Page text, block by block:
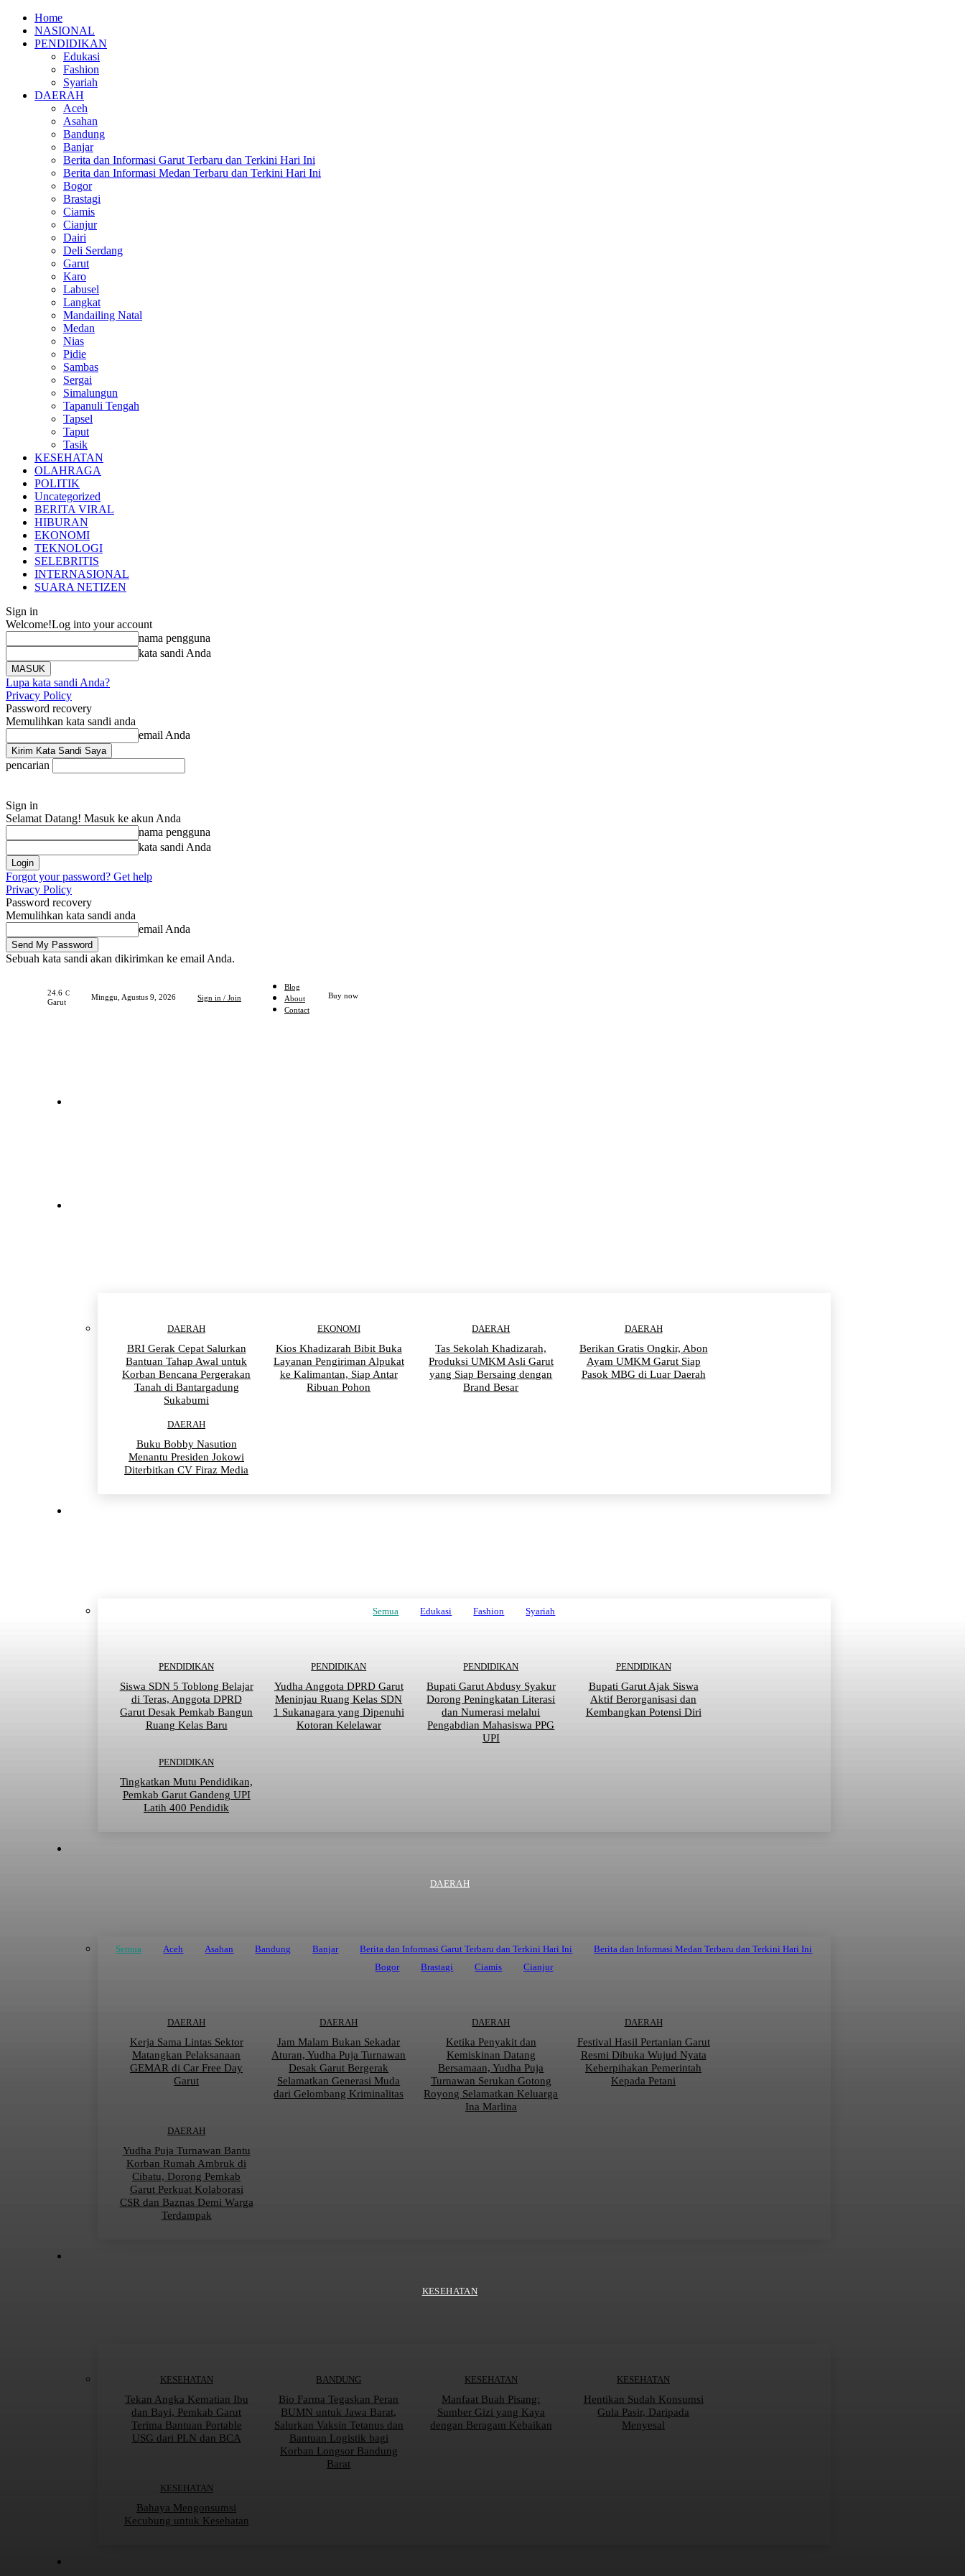
Home
NASIONAL
PENDIDIKAN
Edukasi
Fashion
Syariah
DAERAH
Aceh
Asahan
Bandung
Banjar
Berita dan Informasi Garut Terbaru dan Terkini Hari Ini
Berita dan Informasi Medan Terbaru dan Terkini Hari Ini
Bogor
Brastagi
Ciamis
Cianjur
Dairi
Deli Serdang
Garut
Karo
Labusel
Langkat
Mandailing Natal
Medan
Nias
Pidie
Sambas
Sergai
Simalungun
Tapanuli Tengah
Tapsel
Taput
Tasik
KESEHATAN
OLAHRAGA
POLITIK
Uncategorized
BERITA VIRAL
HIBURAN
EKONOMI
TEKNOLOGI
SELEBRITIS
INTERNASIONAL
SUARA NETIZEN
Sign in
Welcome!Log into your account
nama pengguna
kata sandi Anda
Lupa kata sandi Anda?
Privacy Policy
Password recovery
Memulihkan kata sandi anda
email Anda
pencarian
Sign in
Selamat Datang! Masuk ke akun Anda
nama pengguna
kata sandi Anda
Forgot your password? Get help
Privacy Policy
Password recovery
Memulihkan kata sandi anda
email Anda
Sebuah kata sandi akan dikirimkan ke email Anda.
24.6 C
Garut
Minggu, Agustus 9, 2026 Sign in / Join
Blog
About
Contact
Buy now
DAERAH
BRI Gerak Cepat Salurkan
Bantuan Tahap Awal untuk
Korban Bencana Pergerakan
Tanah di Bantargadung
Sukabumi
EKONOMI
Kios Khadizarah Bibit Buka
Layanan Pengiriman Alpukat
ke Kalimantan, Siap Antar
Ribuan Pohon
DAERAH
Tas Sekolah Khadizarah,
Produksi UMKM Asli Garut
yang Siap Bersaing dengan
Brand Besar
DAERAH
Berikan Gratis Ongkir, Abon
Ayam UMKM Garut Siap
Pasok MBG di Luar Daerah
DAERAH
Buku Bobby Nasution
Menantu Presiden Jokowi
Diterbitkan CV Firaz Media
Semua Edukasi Fashion Syariah
PENDIDIKAN
Siswa SDN 5 Toblong Belajar
di Teras, Anggota DPRD
Garut Desak Pemkab Bangun
Ruang Kelas Baru
PENDIDIKAN
Yudha Anggota DPRD Garut
Meninjau Ruang Kelas SDN
1 Sukanagara yang Dipenuhi
Kotoran Kelelawar
PENDIDIKAN
Bupati Garut Abdusy Syakur
Dorong Peningkatan Literasi
dan Numerasi melalui
Pengabdian Mahasiswa PPG
UPI
PENDIDIKAN
Bupati Garut Ajak Siswa
Aktif Berorganisasi dan
Kembangkan Potensi Diri
PENDIDIKAN
Tingkatkan Mutu Pendidikan,
Pemkab Garut Gandeng UPI
Latih 400 Pendidik
DAERAH
Semua Aceh Asahan Bandung Banjar Berita dan Informasi Garut Terbaru dan Terkini Hari Ini
Berita dan Informasi Medan Terbaru dan Terkini Hari Ini
Bogor
Brastagi Ciamis Cianjur
DAERAH
Kerja Sama Lintas Sektor
Matangkan Pelaksanaan
GEMAR di Car Free Day
Garut
DAERAH
Jam Malam Bukan Sekadar
Aturan, Yudha Puja Turnawan
Desak Garut Bergerak
Selamatkan Generasi Muda
dari Gelombang Kriminalitas
DAERAH
Ketika Penyakit dan
Kemiskinan Datang
Bersamaan, Yudha Puja
Turnawan Serukan Gotong
Royong Selamatkan Keluarga
Ina Marlina
DAERAH
Festival Hasil Pertanian Garut
Resmi Dibuka Wujud Nyata
Keberpihakan Pemerintah
Kepada Petani
DAERAH
Yudha Puja Turnawan Bantu
Korban Rumah Ambruk di
Cibatu, Dorong Pemkab
Garut Perkuat Kolaborasi
CSR dan Baznas Demi Warga
Terdampak
KESEHATAN
KESEHATAN
Tekan Angka Kematian Ibu
dan Bayi, Pemkab Garut
Terima Bantuan Portable
USG dari PLN dan BCA
BANDUNG
Bio Farma Tegaskan Peran
BUMN untuk Jawa Barat,
Salurkan Vaksin Tetanus dan
Bantuan Logistik bagi
Korban Longsor Bandung
Barat
KESEHATAN
Manfaat Buah Pisang:
Sumber Gizi yang Kaya
dengan Beragam Kebaikan
KESEHATAN
Hentikan Sudah Konsumsi
Gula Pasir, Daripada
Menyesal
KESEHATAN
Bahaya Mengonsumsi
Kecubung untuk Kesehatan